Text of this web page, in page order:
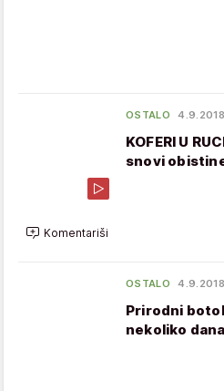
OSTALO
KOFERI U
snovi
Komentariši
OSTALO
Prirodni
nekoliko dana